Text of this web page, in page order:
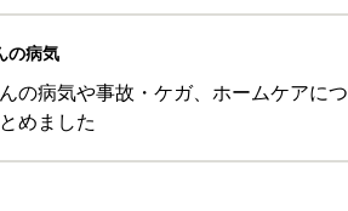
の病気
の病気や事故・ケガ、ホームケアにつ
めました